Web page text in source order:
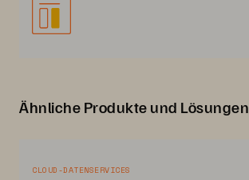
Ähnliche Produkte und Lösungen
CLOUD-DATENSERVICES